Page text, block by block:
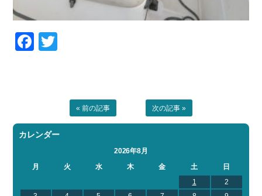
Facebook
« 前の記事 次の記事 »
カレンダー
2026年8月
月
火 水 木 金 土
日
1
2